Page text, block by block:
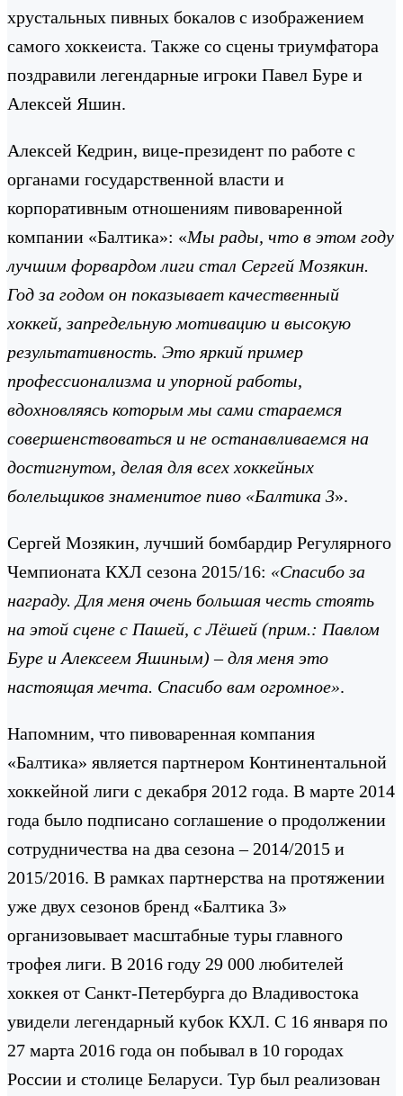
хрустальных пивных бокалов с изображением
самого хоккеиста. Также со сцены триумфатора
поздравили легендарные игроки Павел Буре и
Алексей Яшин.
Алексей Кедрин, вице-президент по работе с
органами государственной власти и
корпоративным отношениям пивоваренной
компании «Балтика»: «Мы рады, что в этом году
лучшим форвардом лиги стал Сергей Мозякин.
Год за годом он показывает качественный
хоккей, запредельную мотивацию и высокую
результативность. Это яркий пример
профессионализма и упорной работы,
вдохновляясь которым мы сами стараемся
совершенствоваться и не останавливаемся на
достигнутом, делая для всех хоккейных
болельщиков знаменитое пиво «Балтика 3».
Сергей Мозякин, лучший бомбардир Регулярного
Чемпионата КХЛ сезона 2015/16: «Спасибо за
награду. Для меня очень большая честь стоять
на этой сцене с Пашей, с Лёшей (прим.: Павлом
Буре и Алексеем Яшиным) – для меня это
настоящая мечта. Спасибо вам огромное».
Напомним, что пивоваренная компания
«Балтика» является партнером Континентальной
хоккейной лиги с декабря 2012 года. В марте 2014
года было подписано соглашение о продолжении
сотрудничества на два сезона – 2014/2015 и
2015/2016. В рамках партнерства на протяжении
уже двух сезонов бренд «Балтика 3»
организовывает масштабные туры главного
трофея лиги. В 2016 году 29 000 любителей
хоккея от Санкт-Петербурга до Владивостока
увидели легендарный кубок КХЛ. С 16 января по
27 марта 2016 года он побывал в 10 городах
России и столице Беларуси. Тур был реализован